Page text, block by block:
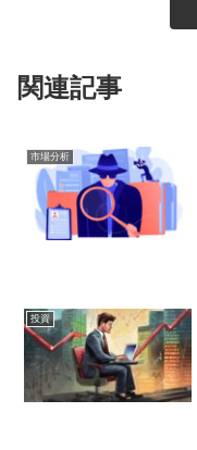
関連記事
市場分析
投資